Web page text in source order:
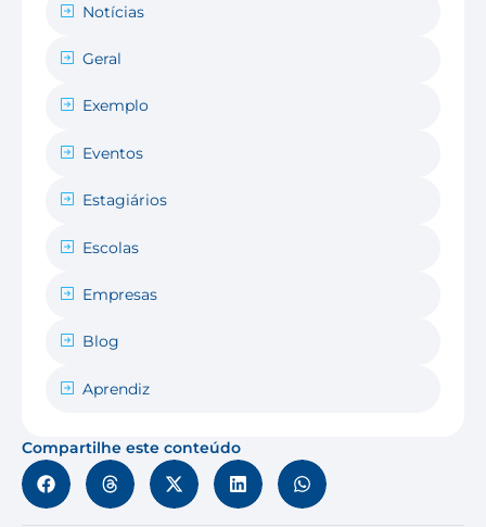
Notícias
Geral
Exemplo
Eventos
Estagiários
Escolas
Empresas
Blog
Aprendiz
Compartilhe este conteúdo